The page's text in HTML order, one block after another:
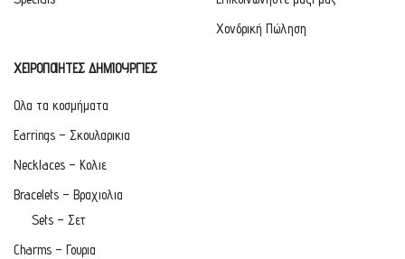
Χονδρική Πώληση
ΧΕΙΡΟΠΟΙΗΤΕΣ ΔΗΜΙΟΥΡΓΙΕΣ
Ολα τα κοσμήματα
Earrings – Σκουλαρικια
Necklaces – Κολιε
Bracelets – Βραχιολια
Sets – Σετ
Charms – Γουρια